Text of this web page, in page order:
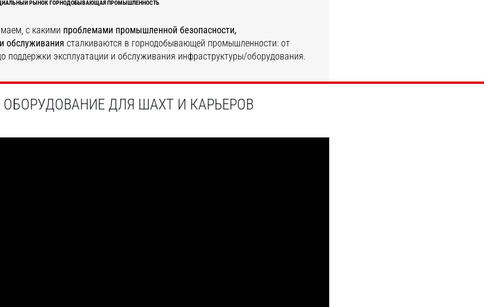
РЫНОК ГОРНОДОБЫВАЮЩАЯ ПРОМЫШЛЕННОСТЬ
с какими проблемами промышленной безопасности,
обслуживания сталкиваются в горнодобывающей промышленности: от
поддержки эксплуатации и обслуживания инфраструктуры/оборудования.
ДЛЯ ШАХТ И КАРЬЕРОВ